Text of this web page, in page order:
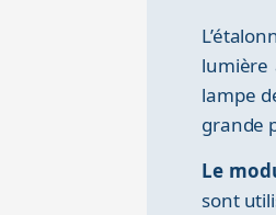
lumière
lampe
grande
Le
sont